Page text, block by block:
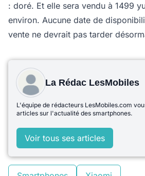
: doré. Et elle sera vendu à 1499
environ. Aucune date de
vente ne devrait pas tarder
La Rédac LesMobiles
L'équipe de rédacteurs LesMobiles.com
articles sur l'actualité des smartphones.
Voir tous ses articles